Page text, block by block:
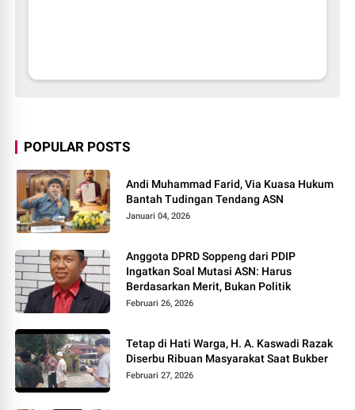
POPULAR POSTS
Andi Muhammad Farid, Via Kuasa Hukum
Bantah Tudingan Tendang ASN
Januari 04, 2026
Anggota DPRD Soppeng dari PDIP
Ingatkan Soal Mutasi ASN: Harus
Berdasarkan Merit, Bukan Politik
Februari 26, 2026
Tetap di Hati Warga, H. A. Kaswadi Razak
Diserbu Ribuan Masyarakat Saat Bukber
Februari 27, 2026